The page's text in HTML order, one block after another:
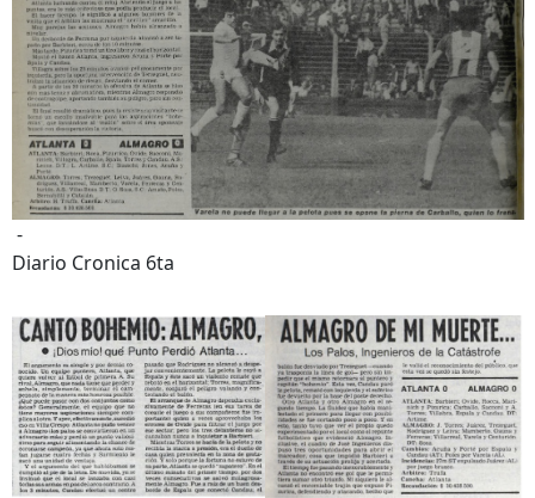
-
Diario Cronica 6ta